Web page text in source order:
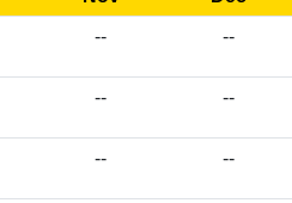
-- --
-- --
-- --